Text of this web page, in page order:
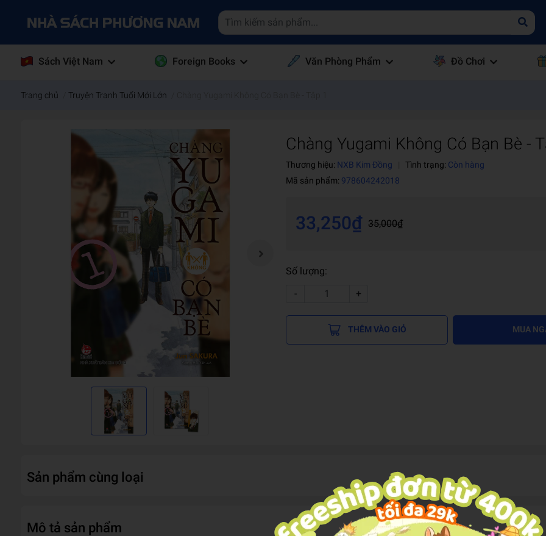
Sách Việt Nam Foreign Books Văn Phòng Phẩm Đồ Chơi
Trang chủ Truyện Tranh Tuổi Mới Lớn
Chàng Yugami Không Có Bạn Bè -
Thương hiệu: NXB Kim Đồng Tình trạng: Còn hàng
Mã sản phẩm: 978604242018
33,250₫ 35,000₫
Số lượng:
-
+
THÊM VÀO GIỎ MUA
Sản phẩm cùng loại
Mô tả sản phẩm